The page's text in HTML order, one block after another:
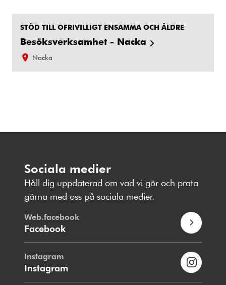
STÖD TILL OFRIVILLIGT ENSAMMA OCH ÄLDRE
Besöksverksamhet - Nacka
Nacka
Sociala medier
Håll dig uppdaterad om vad vi gör och prata
gärna med oss på sociala medier.
Web.facebook
Facebook
Instagram
Instagram